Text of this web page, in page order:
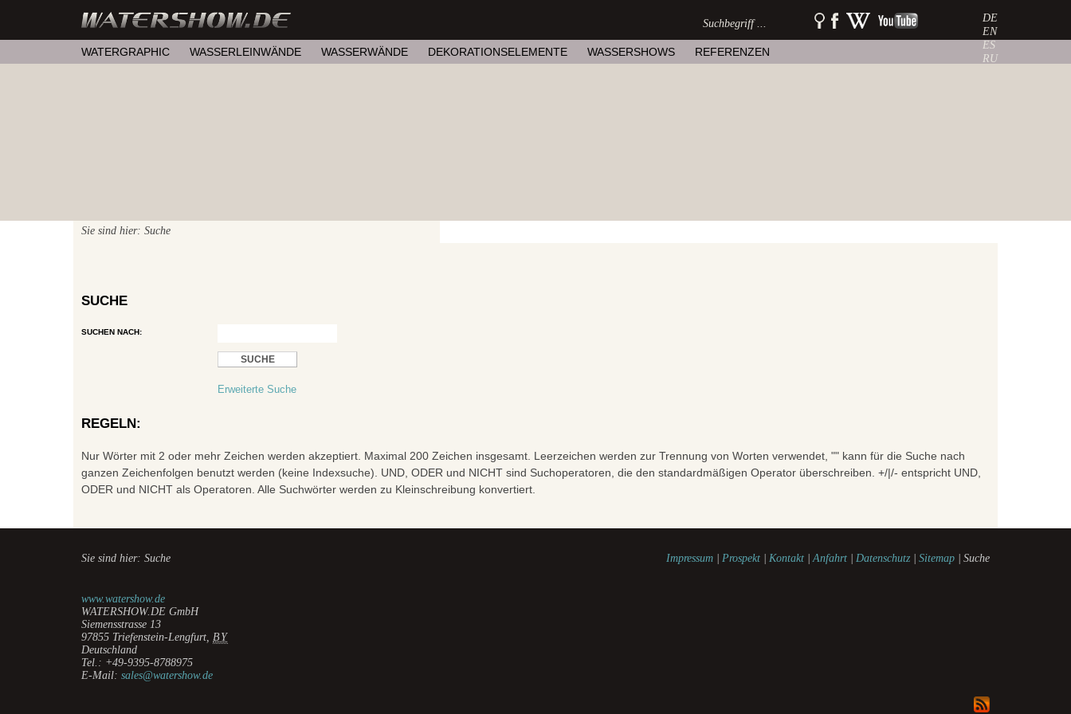
SUCHE:
DE
EN
ES
RU
watershow
auf
watershow
bei
watershow
WATERGRAPHIC WASSERLEINWÄNDE WASSERWÄNDE DEKORATIONSELEMENTE WASSERSHOWS REFERENZEN
Sie sind hier: Suche
SUCHE
SUCHEN NACH:
Erweiterte Suche
REGELN:
Nur Wörter mit 2 oder mehr Zeichen werden akzeptiert. Maximal 200 Zeichen insgesamt. Leerzeichen werden zur Trennung von Worten verwendet, "" kann für die Suche nach
ganzen Zeichenfolgen benutzt werden (keine Indexsuche). UND, ODER und NICHT sind Suchoperatoren, die den standardmäßigen Operator überschreiben. +/|/- entspricht UND,
ODER und NICHT als Operatoren. Alle Suchwörter werden zu Kleinschreibung konvertiert.
Impressum Prospekt Kontakt Anfahrt Datenschutz Sitemap Suche
Sie sind hier: Suche
www.watershow.de
WATERSHOW.DE GmbH
Siemensstrasse 13
97855 Triefenstein-Lengfurt, BY
Deutschland
Tel.: +49-9395-8788975
E-Mail: sales@watershow.de
watershow